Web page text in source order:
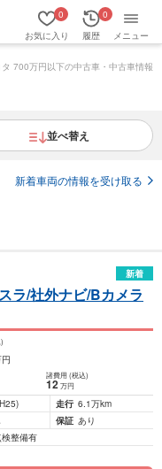
お気に入り
0
履歴
0
メニュー
タ 700万円以下の中古車・中古車情報
並べ替え
新着車両の情報を受け取る
新着
ラ/社外ナビ/Bカメラ
諸費用 (税込)
12 万円
走行 6.1万km
保証 あり
整備有